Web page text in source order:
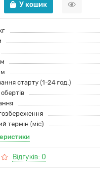
У кошик
старту (1-24 год.)
термін (міс)
Відгуків: 0